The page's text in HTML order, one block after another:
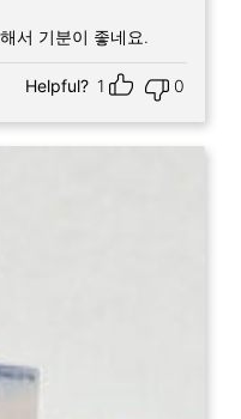
서 기분이 좋네요.
Helpful? 1 0